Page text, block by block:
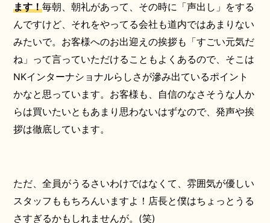
ます！毎朝、朝礼があって、その時に「声出し」をする
んですけど、それをやってる会社も道内ではあまりない
みたいで。お客様へのお出迎えの挨拶も「すごい元気だ
ね」って言っていただけることもよくあるので、そこは
NKインターナショナルらしさが滲み出ているポイント
かなと思っています。お客様も、自信のなさそうな人か
らは買いたいともあまり思わないはずなので、発声や挨
拶は徹底しています。
ただ、全員がうるさいわけではなくて、雰囲気が優しい
スタッフももちろんいますよ！店長と僕はちょっとうる
さすぎるかもしれませんが。(笑)